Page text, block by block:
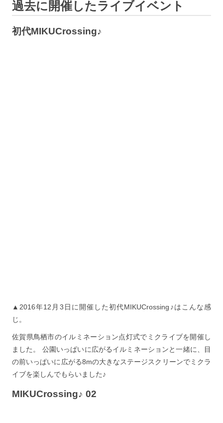
過去に開催したライブイベント
初代MIKUCrossing♪
▲2016年12月3日に開催した初代MIKUCrossing♪はこんな感
じ。
佐賀県鳥栖市のイルミネーション点灯式でミクライブを開催し
ました。 公園いっぱいに広がるイルミネーションと一緒に、目
の前いっぱいに広がる8mの大きなステージスクリーンでミクラ
イブを楽しんでもらいました♪
MIKUCrossing♪ 02